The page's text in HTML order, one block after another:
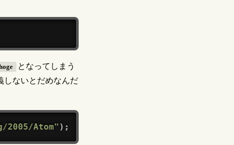
となってしまう
しないとだめなんだ
Atom" ) ;